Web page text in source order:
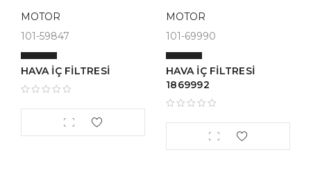
MOTOR
101-59847
HAVA İÇ FİLTRESİ
MOTOR
101-69990
HAVA İÇ FİLTRESİ
1869992